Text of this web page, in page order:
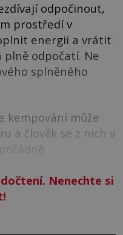
odpočinout,
prostředí v
energii a vrátit
plně odpočatí. Ne
splněného
kempování může
a člověk se z nich v
Nenechte si